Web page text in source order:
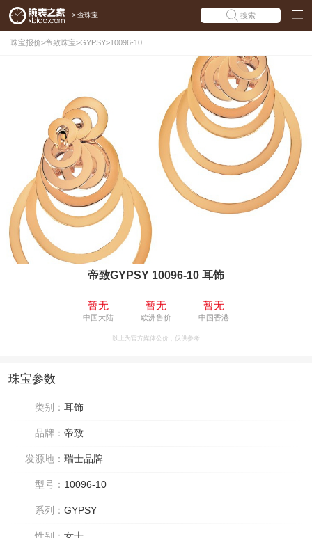
> 查珠宝 搜索
珠宝报价>帝致珠宝>GYPSY>10096-10
帝致GYPSY 10096-10 耳饰
暂无
中国大陆
暂无
欧洲售价
暂无
中国香港
以上为官方媒体公价，仅供参考
珠宝参数
类别： 耳饰
品牌： 帝致
发源地： 瑞士品牌
型号： 10096-10
系列： GYPSY
性别： 女士